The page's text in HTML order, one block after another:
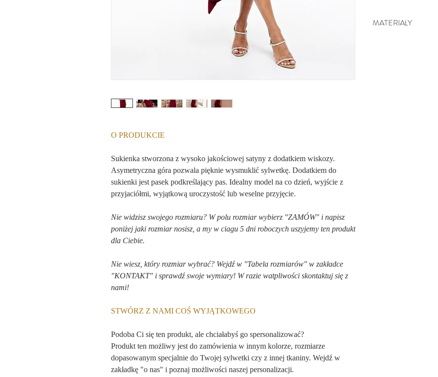
O PRODUKCIE
Sukienka stworzona z wysoko jakościowej satyny z dodatkiem wiskozy.
Asymetryczna góra pozwala pięknie wysmuklić sylwetkę. Dodatkiem do
sukienki jest pasek podkreślający pas. Idealny model na co dzień, wyjście z
przyjaciółmi, wyjątkową uroczystość lub weselne przyjęcie.
Nie widzisz swojego rozmiaru? W polu rozmiar wybierz "ZAMÓW" i napisz
poniżej jaki rozmiar nosisz, a my w ciagu 5 dni roboczych uszyjemy ten produkt
dla Ciebie.
Nie wiesz, który rozmiar wybrać? Wejdź w "Tabela rozmiarów" w zakładce
"KONTAKT" i sprawdź swoje wymiary! W razie watpliwości skontaktuj się z
nami!
STWÓRZ Z NAMI COŚ WYJĄTKOWEGO
Podoba Ci się ten produkt, ale chciałabyś go spersonalizować?
Produkt ten możliwy jest do zamówienia w innym kolorze, rozmiarze
dopasowanym specjalnie do Twojej sylwetki czy z innej tkaniny. Wejdź w
zakładkę "o nas" i poznaj możliwości naszej personalizacji.
MATERIAŁY